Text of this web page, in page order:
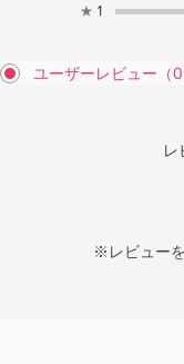
★ 1
ユーザーレビュー （0
レ
※レビュー